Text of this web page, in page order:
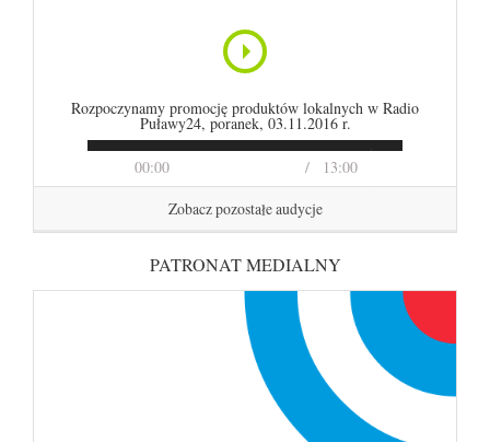
00:00 13:00
Rozpoczynamy promocję produktów lokalnych w Radio
Puławy24, poranek, 03.11.2016 r.
Zobacz pozostałe audycje
PATRONAT MEDIALNY